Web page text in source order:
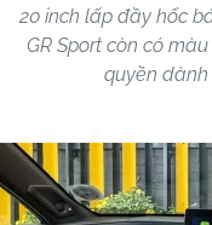
20 inch lấp đầy hốc
GR Sport còn có
quyền dành